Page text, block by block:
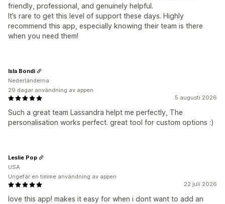
friendly, professional, and genuinely helpful.
It’s rare to get this level of support these days. Highly
recommend this app, especially knowing their team is there
when you need them!
5 augusti 2026
Such a great team Lassandra helpt me perfectly, The
personalisation works perfect. great tool for custom options :)
Isla Bondi
Nederländerna
29 dagar användning av appen
22 juli 2026
love this app! makes it easy for when i dont want to add an
Leslie Pop
USA
Ungefär en timme användning av appen